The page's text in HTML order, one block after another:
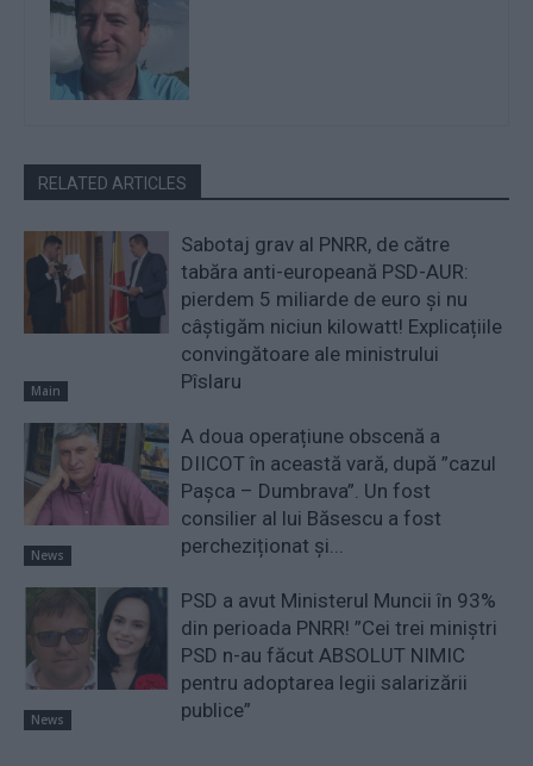
RELATED ARTICLES
Main
Sabotaj grav al PNRR, de către
tabăra anti-europeană PSD-AUR:
pierdem 5 miliarde de euro și nu
câștigăm niciun kilowatt! Explicațiile
convingătoare ale ministrului
Pîslaru
News
A doua operațiune obscenă a
DIICOT în această vară, după ”cazul
Pașca – Dumbrava”. Un fost
consilier al lui Băsescu a fost
percheziționat și...
News
PSD a avut Ministerul Muncii în 93%
din perioada PNRR! ”Cei trei miniştri
PSD n-au făcut ABSOLUT NIMIC
pentru adoptarea legii salarizării
publice”